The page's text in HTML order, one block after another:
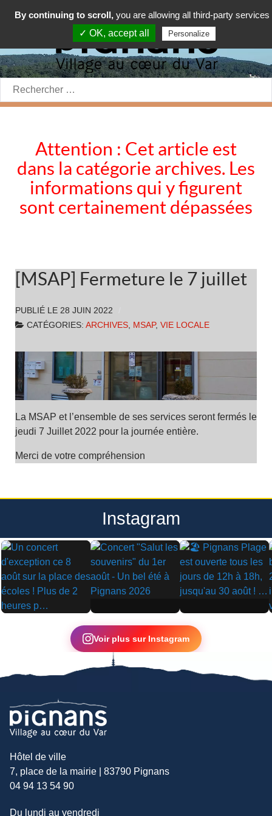
Rechercher:
Attention : Cet article est
dans la catégorie archives. Les
informations qui y figurent
sont certainement dépassées
[MSAP] Fermeture le 7 juillet
PUBLIÉ LE 28 JUIN 2022
CATÉGORIES: ARCHIVES, MSAP, VIE LOCALE
La MSAP et l’ensemble de ses services seront fermés le
jeudi 7 Juillet 2022 pour la journée entière.
Merci de votre compréhension
Instagram
▶
▶ ▶
Voir plus sur Instagram
Hôtel de ville
7, place de la mairie | 83790 Pignans
04 94 13 54 90
Du lundi au vendredi
By continuing to scroll, you are allowing all third-party services
✓ OK, accept all
Personalize